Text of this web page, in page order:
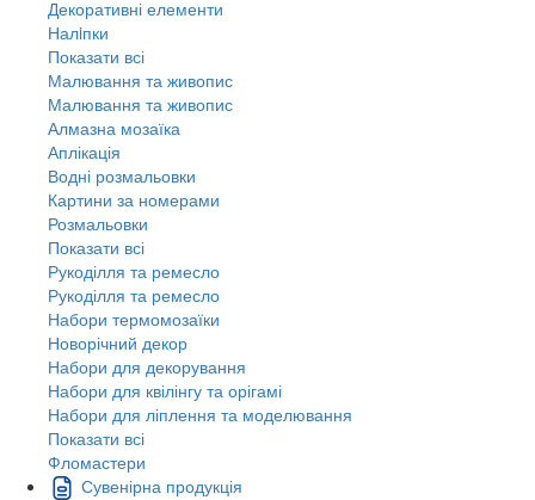
Декоративні елементи
Налiпки
Показати всі
Малювання та живопис
Малювання та живопис
Алмазна мозаїка
Аплікація
Водні розмальовки
Картини за номерами
Розмальовки
Показати всі
Рукоділля та ремесло
Рукоділля та ремесло
Набори термомозаїки
Новорічний декор
Набори для декорування
Набори для квілінгу та орігамі
Набори для ліплення та моделювання
Показати всі
Фломастери
Сувенірна продукція